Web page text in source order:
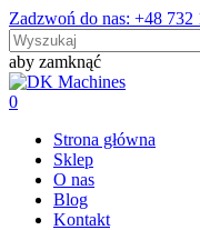
Skip
to
main
content
Zadzwoń do nas: +48
aby zamknąć
Close
Search
search
account
0
Strona główna
Sklep
O nas
Blog
Kontakt